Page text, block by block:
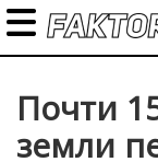
Почти
земли